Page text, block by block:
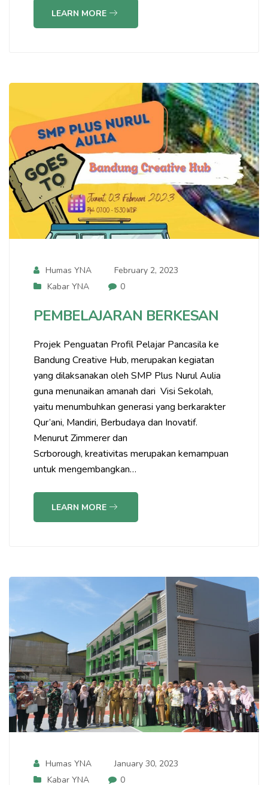
LEARN MORE
Humas YNA
February 2, 2023
Kabar YNA
0
PEMBELAJARAN BERKESAN
Projek Penguatan Profil Pelajar Pancasila ke
Bandung Creative Hub, merupakan kegiatan
yang dilaksanakan oleh SMP Plus Nurul Aulia
guna menunaikan amanah dari Visi Sekolah,
yaitu menumbuhkan generasi yang berkarakter
Qur’ani, Mandiri, Berbudaya dan Inovatif.
Menurut Zimmerer dan
Scrborough, kreativitas merupakan kemampuan
untuk mengembangkan…
LEARN MORE
Humas YNA
January 30, 2023
Kabar YNA
0